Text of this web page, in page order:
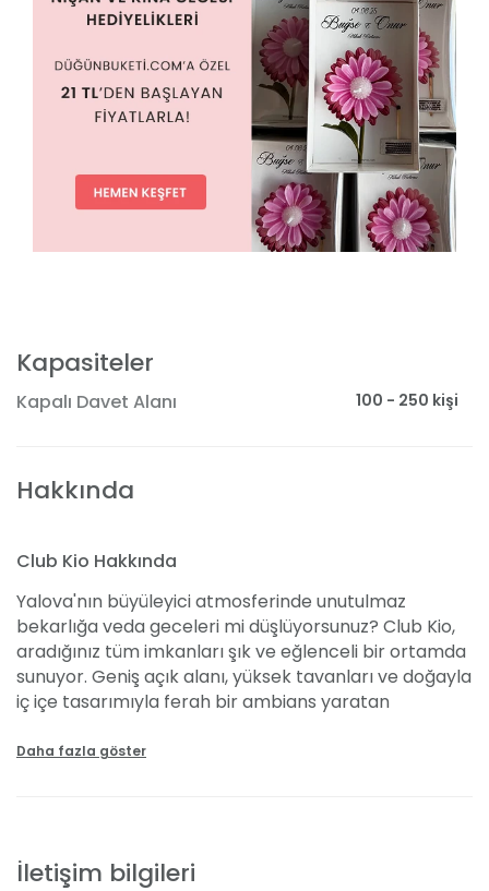
Kapasiteler
Kapalı Davet Alanı 100 - 250 kişi
Hakkında
Club Kio Hakkında
Yalova'nın büyüleyici atmosferinde unutulmaz
bekarlığa veda geceleri mi düşlüyorsunuz? Club Kio,
aradığınız tüm imkanları şık ve eğlenceli bir ortamda
sunuyor. Geniş açık alanı, yüksek tavanları ve doğayla
iç içe tasarımıyla ferah bir ambians yaratan
eğlenebilir. En son teknolojiye sahip ışık ve ses
seçeneklerimizle sizlere eşsiz bir deneyim sunmayı
Daha fazla göster
İletişim bilgileri